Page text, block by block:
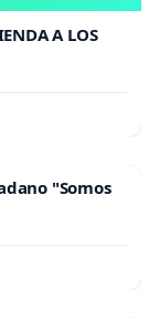
A LOS
"Somos